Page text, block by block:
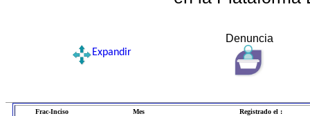
Denuncia
Expandir
Frac-Inciso Mes Registrado el :